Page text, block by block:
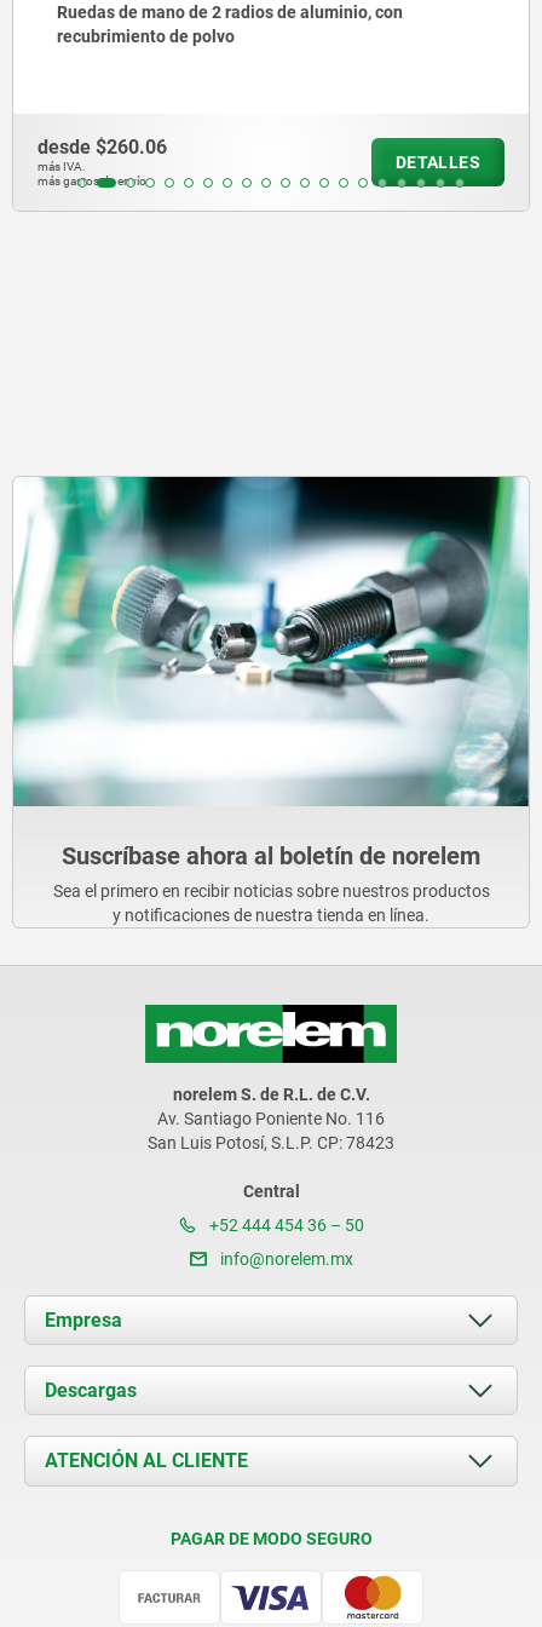
Volantes de disco similares a DIN 950 de aluminio
desde$239.42
más IVA.
más gastos de envío
DETALLES
Suscríbase ahora al boletín de norelem
Sea el primero en recibir noticias sobre nuestros productos
y notificaciones de nuestra tienda en línea.
norelem S. de R.L. de C.V.
Av. Santiago Poniente No. 116
San Luis Potosí, S.L.P. CP: 78423
Central
+52 444 454 36 – 50
info@norelem.mx
Empresa
Acerca de nosotros
Novedades
Contacto
Descargas
Documents
ATENCIÓN AL CLIENTE
PAGAR DE MODO SEGURO